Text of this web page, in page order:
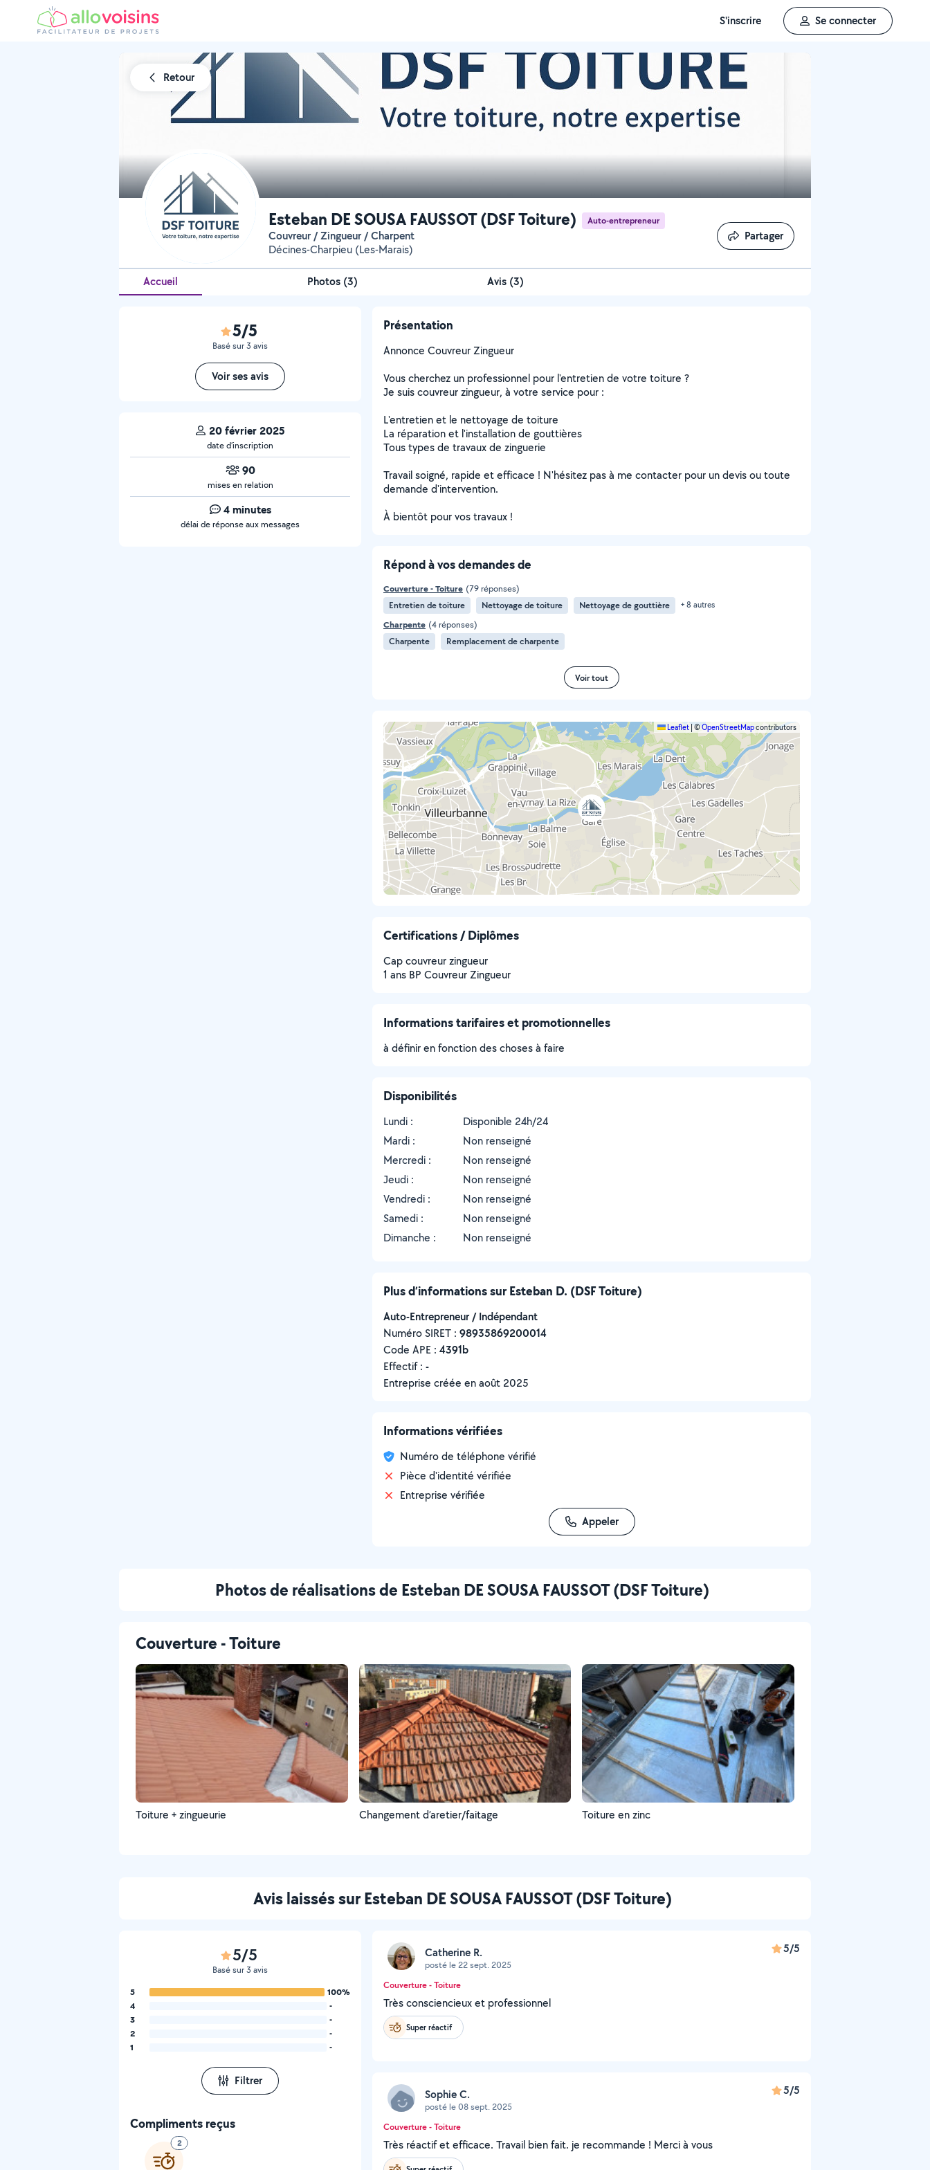
S'inscrire Se connecter
Retour
Esteban DE SOUSA FAUSSOT (DSF Toiture) Auto-entrepreneur
Couvreur / Zingueur / Charpent
Décines-Charpieu (Les-Marais)
Partager
Partager
Accueil Photos (3) Avis (3)
5/5
Basé sur 3 avis
Voir ses avis
20 février 2025
date d’inscription
90
mises en relation
4 minutes
délai de réponse aux messages
Présentation
Annonce Couvreur Zingueur
Vous cherchez un professionnel pour l'entretien de votre toiture ?
Je suis couvreur zingueur, à votre service pour :
L'entretien et le nettoyage de toiture
La réparation et l'installation de gouttières
Tous types de travaux de zinguerie
Travail soigné, rapide et efficace ! N'hésitez pas à me contacter pour un devis ou toute
demande d'intervention.
À bientôt pour vos travaux !
Répond à vos demandes de
Couverture - Toiture (79 réponses)
Entretien de toiture
Nettoyage de toiture Nettoyage de gouttière + 8 autres
Charpente (4 réponses)
Charpente
Remplacement de charpente
Voir tout
Leaflet |©OpenStreetMapcontributors
Certifications / Diplômes
Cap couvreur zingueur
1 ans BP Couvreur Zingueur
Informations tarifaires et promotionnelles
à définir en fonction des choses à faire
Disponibilités
Lundi :
Disponible 24h/24
Mardi :
Non renseigné
Mercredi :
Non renseigné
Jeudi :
Non renseigné
Vendredi :
Non renseigné
Samedi :
Non renseigné
Dimanche :
Non renseigné
Plus d’informations sur Esteban D. (DSF Toiture)
Auto-Entrepreneur / Indépendant
Numéro SIRET : ‍98935869200014
Code APE : 4391b
Effectif : -
Entreprise créée enaoût 2025
Informations vérifiées
Numéro de téléphone vérifié
Pièce d'identité vérifiée
Entreprise vérifiée
Appeler
Photos de réalisations de Esteban DE SOUSA FAUSSOT (DSF Toiture)
Couverture - Toiture
Toiture + zingueurie Changement d’aretier/faitage Toiture en zinc
Avis laissés sur Esteban DE SOUSA FAUSSOT (DSF Toiture)
5/5
Basé sur 3 avis
5
100%
4
-
3
-
2
-
1
-
Filtrer
Compliments reçus
2
Catherine R.
posté le 22 sept. 2025
5/5
Couverture - Toiture
Très consciencieux et professionnel
Super réactif
Sophie C.
posté le 08 sept. 2025
5/5
Couverture - Toiture
Très réactif et efficace. Travail bien fait. je recommande ! Merci à vous